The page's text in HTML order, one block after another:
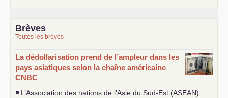
Brèves
Toutes les brèves
La dédollarisation prend de l’ampleur dans les
pays asiatiques selon la chaîne américaine
CNBC
◾ L’Association des nations de l’Asie du Sud-Est (ASEAN)